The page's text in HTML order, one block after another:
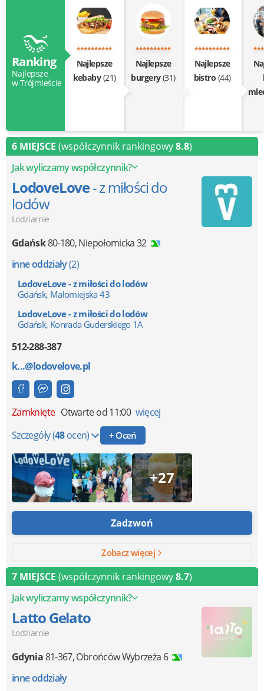
Ranking
Najlepsze
w Trójmieście
Najlepsze
kebaby(21)
Najlepsze
burgery(31)
Najlepsze
bistro (44)
6 MIEJSCE (współczynnik rankingowy8.8)
Jak wyliczamy współczynnik?
LodoveLove- z miłości do
lodów
Lodziarnie
Gdańsk80-180,Niepołomicka 32
inne oddziały(2)
LodoveLove - z miłości do lodów
Gdańsk, Małomiejska 43
LodoveLove - z miłości do lodów
Gdańsk, Konrada Guderskiego 1A
512-288-387
k...@lodovelove.pl
Zamknięte Otwarte od 11:00 więcej
Szczegóły(48ocen) + Oceń
+27
Zadzwoń
Zobacz więcej
7 MIEJSCE (współczynnik rankingowy8.7)
Jak wyliczamy współczynnik?
Latto Gelato
Lodziarnie
Gdynia81-367,Obrońców Wybrzeża 6
inne oddziały